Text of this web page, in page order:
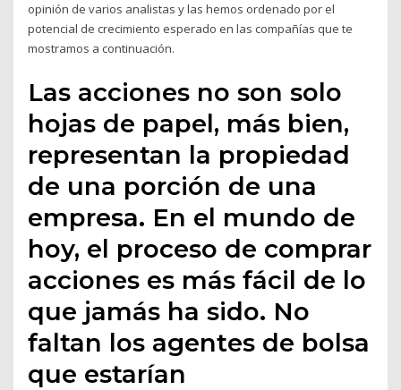
opinión de varios analistas y las hemos ordenado por el
potencial de crecimiento esperado en las compañías que te
mostramos a continuación.
Las acciones no son solo
hojas de papel, más bien,
representan la propiedad
de una porción de una
empresa. En el mundo de
hoy, el proceso de comprar
acciones es más fácil de lo
que jamás ha sido. No
faltan los agentes de bolsa
que estarían